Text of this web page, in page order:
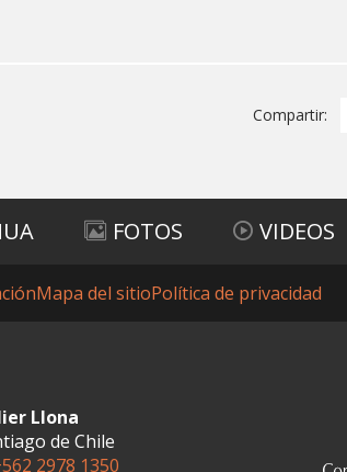
Compartir:
FOTOS VIDEOS
Mapa del sitioPolítica de privacidad
Llona
de Chile
2978 1350